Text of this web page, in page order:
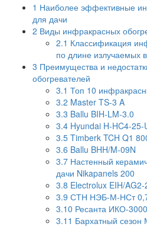
1 Наиболее эффективные
для дачи
2 Виды инфракрасных
2.1 Классификация
по длине излучаемых
3 Преимущества и
обогревателей
3.1 Топ 10
3.2 Master TS-3 A
3.3 Ballu BIH-LM-3.0
3.4 Hyundai H-HC4-25-
3.5 Timberk TCH Q1
3.6 Ballu BHH/M-09N
3.7 Настенный
дачи Nikapanels 200
3.8 Electrolux EIH/
3.9 СТН НЭБ-М-НСт
3.10 Ресанта ИКО-
3.11 Бархатный